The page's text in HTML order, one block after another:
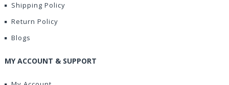
Shipping Policy
Return Policy
Blogs
MY ACCOUNT & SUPPORT